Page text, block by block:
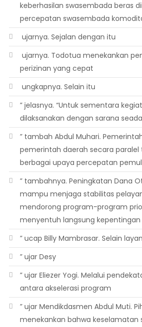
keberhasilan swasembada beras
percepatan swasembada
 ujarnya. Sejalan dengan itu
 ujarnya. Todotua menekankan
perizinan yang cepat
 ungkapnya. Selain itu
” jelasnya. “Untuk sementara
dilaksanakan dengan sarana
” tambah Abdul Muhari.
pemerintah daerah secara paralel
berbagai upaya percepatan
” tambahnya. Peningkatan Dana
mampu menjaga stabilitas
mendorong program-program
menyentuh langsung
” ucap Billy Mambrasar. Selain
” ujar Desy
” ujar Eliezer Yogi. Melalui
antara akselerasi program
” ujar Mendikdasmen Abdul Muti.
menekankan bahwa keselamatan